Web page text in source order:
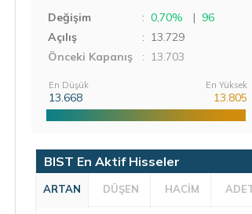
Değişim : 0,70% | 96
Açılış
: 13.729
Önceki Kapanış
: 13.703
En Düşük
13.668
En Yüksek
13.805
BIST En Aktif Hisseler
ARTAN DÜŞEN HACİM